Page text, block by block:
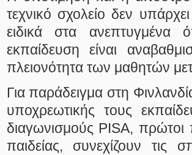
τεχνικό σχολείο δεν
ειδικά στα ανεπτυγμένα
εκπαίδευση είναι
πλειονότητα των μαθητών
Για παράδειγμα στη
υποχρεωτικής τους
διαγωνισμούς PISA,
παιδείας, συνεχίζουν τις